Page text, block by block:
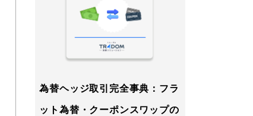
為替ヘッジ取引完全事典：フラ
ット為替・クーポンスワップの